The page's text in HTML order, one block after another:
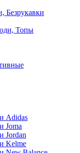
Безрукавки
Топы
Adidas
Joma
Jordan
Kelme